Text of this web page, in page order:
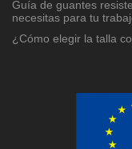
Guía de guantes
necesitas para tu
¿Cómo elegir la talla